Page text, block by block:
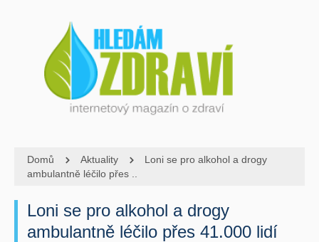
Domů Aktuality
Loni se pro alkohol a drogy
ambulantně léčilo přes ..
Loni se pro alkohol a drogy
ambulantně léčilo přes 41.000 lidí